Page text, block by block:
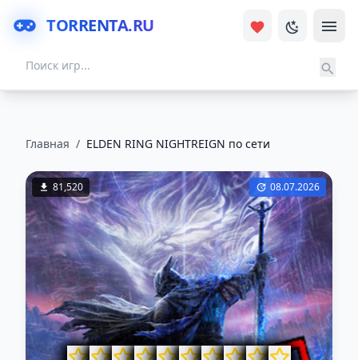
TORRENTA.RU
Главная / ELDEN RING NIGHTREIGN по сети
81,520 08.07.2026